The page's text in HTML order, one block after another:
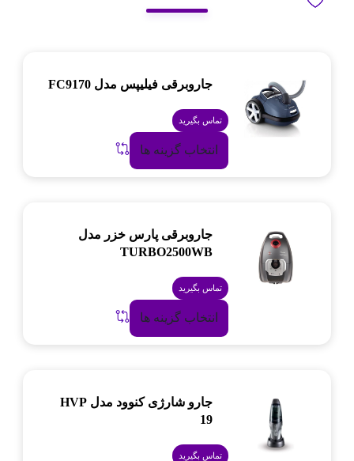
جاروبرقی فیلیپس مدل FC9170
تماس بگیرید
انتخاب گزینه ها
جاروبرقی پارس خزر مدل
TURBO2500WB
تماس بگیرید
انتخاب گزینه ها
جارو شارژی کنوود مدل HVP
19
تماس بگیرید